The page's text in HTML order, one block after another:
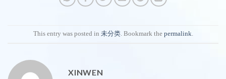
This entry was posted in 未分类. Bookmark the permalink.
XINWEN